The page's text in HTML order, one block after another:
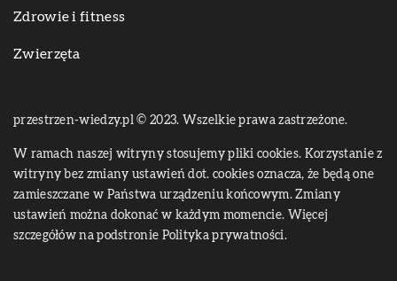
Zdrowie i fitness
Zwierzęta
przestrzen-wiedzy.pl © 2023. Wszelkie prawa zastrzeżone.
W ramach naszej witryny stosujemy pliki cookies. Korzystanie z
witryny bez zmiany ustawień dot. cookies oznacza, że będą one
zamieszczane w Państwa urządzeniu końcowym. Zmiany
ustawień można dokonać w każdym momencie. Więcej
szczegółów na podstronie Polityka prywatności.